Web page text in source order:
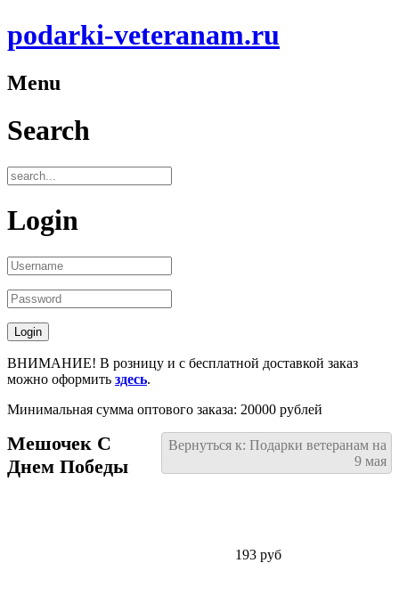
podarki-veteranam.ru
Menu
Search
Login
ВНИМАНИЕ! В розницу и с бесплатной доставкой заказ
можно оформить здесь.
Минимальная сумма оптового заказа: 20000 рублей
Вернуться к: Подарки ветеранам на
9 мая
Мешочек С
Днем Победы
193 руб